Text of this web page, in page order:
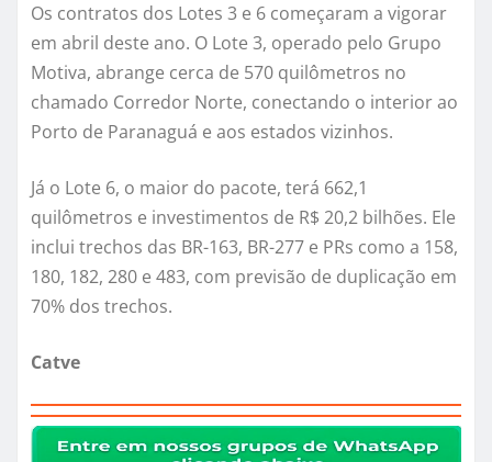
Os contratos dos Lotes 3 e 6 começaram a vigorar
em abril deste ano. O Lote 3, operado pelo Grupo
Motiva, abrange cerca de 570 quilômetros no
chamado Corredor Norte, conectando o interior ao
Porto de Paranaguá e aos estados vizinhos.
Já o Lote 6, o maior do pacote, terá 662,1
quilômetros e investimentos de R$ 20,2 bilhões. Ele
inclui trechos das BR-163, BR-277 e PRs como a 158,
180, 182, 280 e 483, com previsão de duplicação em
70% dos trechos.
Catve